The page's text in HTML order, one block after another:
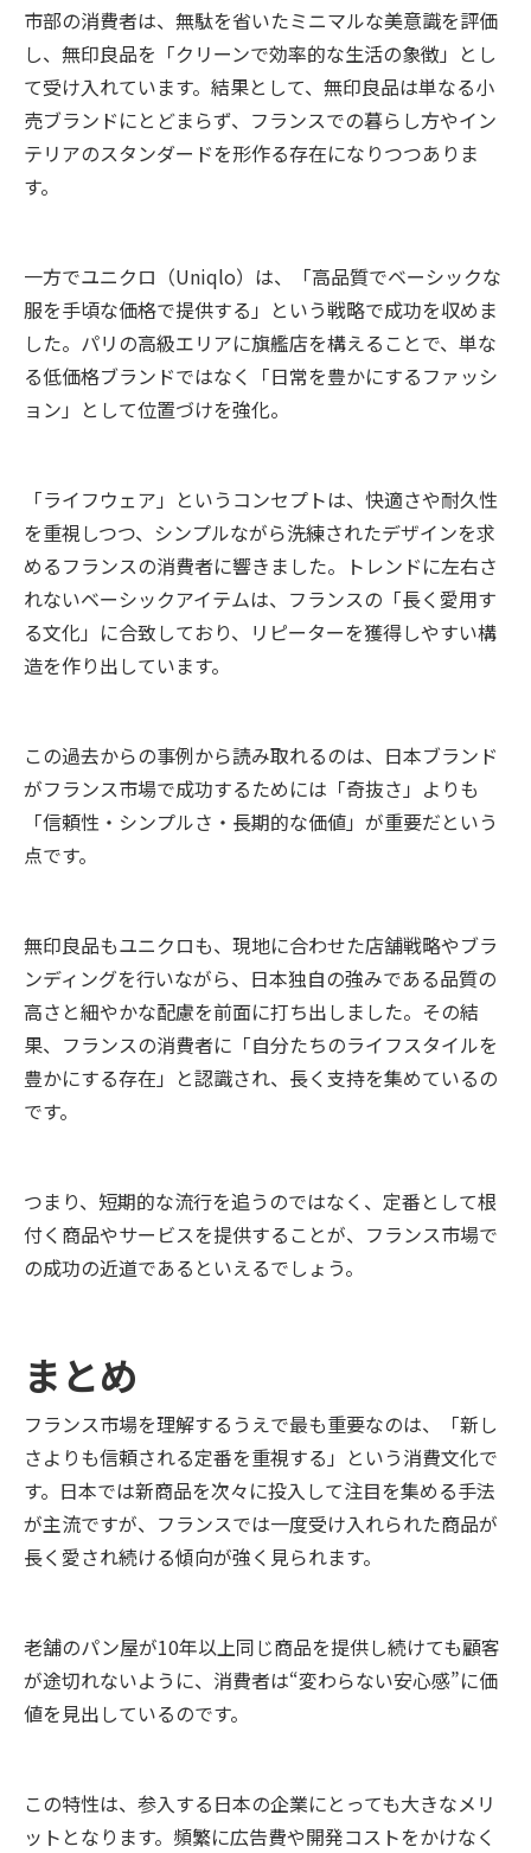
市部の消費者は、無駄を省いたミニマルな美意識を評価
し、無印良品を「クリーンで効率的な生活の象徴」とし
て受け入れています。結果として、無印良品は単なる小
売ブランドにとどまらず、フランスでの暮らし方やイン
テリアのスタンダードを形作る存在になりつつありま
す。
一方でユニクロ（Uniqlo）は、「高品質でベーシックな
服を手頃な価格で提供する」という戦略で成功を収めま
した。パリの高級エリアに旗艦店を構えることで、単な
る低価格ブランドではなく「日常を豊かにするファッシ
ョン」として位置づけを強化。
「ライフウェア」というコンセプトは、快適さや耐久性
を重視しつつ、シンプルながら洗練されたデザインを求
めるフランスの消費者に響きました。トレンドに左右さ
れないベーシックアイテムは、フランスの「長く愛用す
る文化」に合致しており、リピーターを獲得しやすい構
造を作り出しています。
この過去からの事例から読み取れるのは、日本ブランド
がフランス市場で成功するためには「奇抜さ」よりも
「信頼性・シンプルさ・長期的な価値」が重要だという
点です。
無印良品もユニクロも、現地に合わせた店舗戦略やブラ
ンディングを行いながら、日本独自の強みである品質の
高さと細やかな配慮を前面に打ち出しました。その結
果、フランスの消費者に「自分たちのライフスタイルを
豊かにする存在」と認識され、長く支持を集めているの
です。
つまり、短期的な流行を追うのではなく、定番として根
付く商品やサービスを提供することが、フランス市場で
の成功の近道であるといえるでしょう。
まとめ
フランス市場を理解するうえで最も重要なのは、「新し
さよりも信頼される定番を重視する」という消費文化で
す。日本では新商品を次々に投入して注目を集める手法
が主流ですが、フランスでは一度受け入れられた商品が
長く愛され続ける傾向が強く見られます。
老舗のパン屋が10年以上同じ商品を提供し続けても顧客
が途切れないように、消費者は“変わらない安心感”に価
値を見出しているのです。
この特性は、参入する日本の企業にとっても大きなメリ
ットとなります。頻繁に広告費や開発コストをかけなく